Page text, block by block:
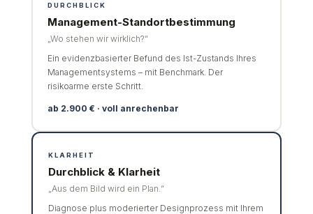
DURCHBLICK
Management-Standortbestimmung
„Wo stehen wir wirklich?“
Ein evidenzbasierter Befund des Ist-Zustands Ihres
Managementsystems – mit Benchmark. Der
risikoarme erste Schritt.
ab 2.900 € · voll anrechenbar
KLARHEIT
Durchblick & Klarheit
„Aus dem Bild wird ein Plan.“
Diagnose plus moderierter Designprozess mit Ihrem